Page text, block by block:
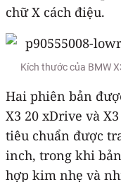
chữ X cách điệu.
Kích thước của BMW
Hai phiên bản
X3 20 xDrive và
tiêu chuẩn được
inch, trong khi
hợp kim nhẹ và